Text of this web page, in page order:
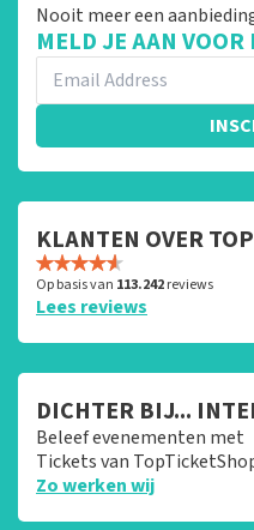
Nooit meer een
MELD JE AAN
KLANTEN OVER
Op basis van 113.242reviews
Lees reviews
DICHTER BIJ...
Beleef evenementen met
Tickets van
Zo werken wij